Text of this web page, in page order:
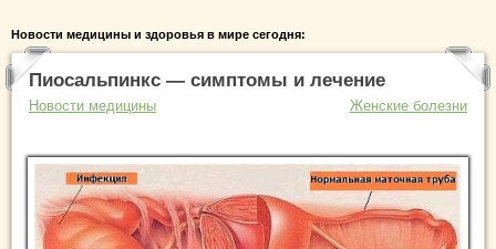
Новости медицины и здоровья в мире сегодня:
Пиосальпинкс — симптомы и лечение
Новости медицины Женские болезни